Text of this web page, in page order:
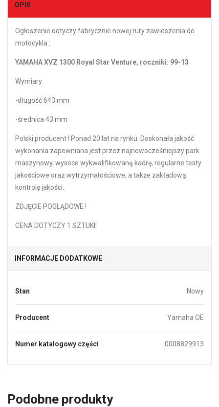
OPIS
Ogłoszenie dotyczy fabrycznie nowej rury zawieszenia do
motocykla :
YAMAHA XVZ 1300 Royal Star Venture, roczniki: 99-13
Wymiary:
-długość 643 mm
-średnica 43 mm
Polski producent ! Ponad 20 lat na rynku. Doskonała jakość
wykonania zapewniana jest przez najnowocześniejszy park
maszynowy, wysoce wykwalifikowaną kadrę, regularne testy
jakościowe oraz wytrzymałościowe, a także zakładową
kontrolę jakości.
ZDJĘCIE POGLĄDOWE !
CENA DOTYCZY 1 SZTUKI!
INFORMACJE DODATKOWE
Stan Nowy
Producent Yamaha OE
Numer katalogowy części 0008829913
Podobne produkty